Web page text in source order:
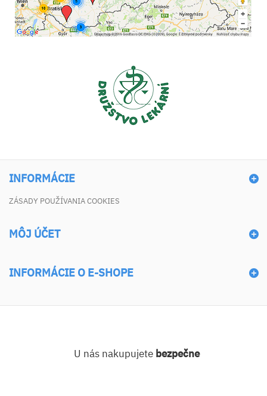
INFORMÁCIE
ZÁSADY POUŽÍVANIA COOKIES
MÔJ ÚČET
INFORMÁCIE O E-SHOPE
U nás nakupujete bezpečne